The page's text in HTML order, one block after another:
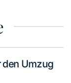
den Umzug